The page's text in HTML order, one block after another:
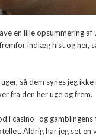
en lille opsummering af
indlæg hist og her,
så dem synes jeg ikke
fra den her uge og frem.
i casino- og
Aldrig har jeg set en